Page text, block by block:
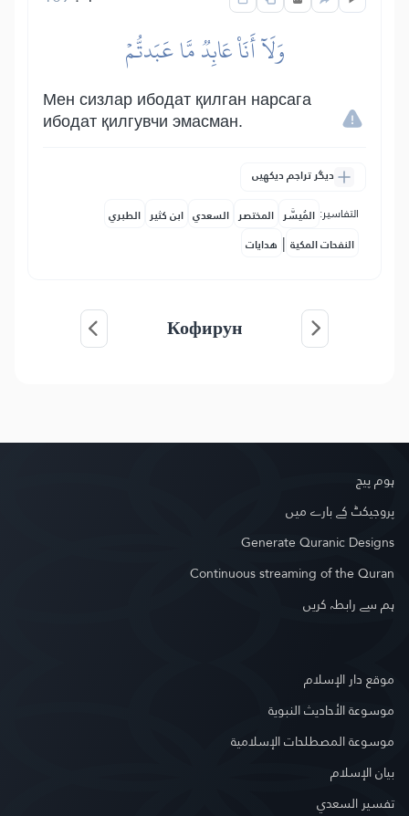
وَلَآ أَنَا۠ عَابِدٞ مَّا عَبَدتُّمۡ
Мен сизлар ибодат қилган нарсага
ибодат қилгувчи эмасман.
دیگر تراجم دیکھیں
التفاسير: المُيسَّر المختصر السعدي ابن كثير الطبري
النفحات المكية | هدايات
Кофирун
ہوم پیج
پروجیکٹ کے بارے میں
Generate Quranic Designs
Continuous streaming of the Quran
ہم سے رابطہ کریں
موقع دار الإسلام
موسوعة الأحاديث النبوية
موسوعة المصطلحات الإسلامية
بيان الإسلام
تفسير السعدي